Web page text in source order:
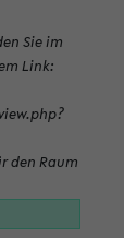
Sie im
Link:
den Raum